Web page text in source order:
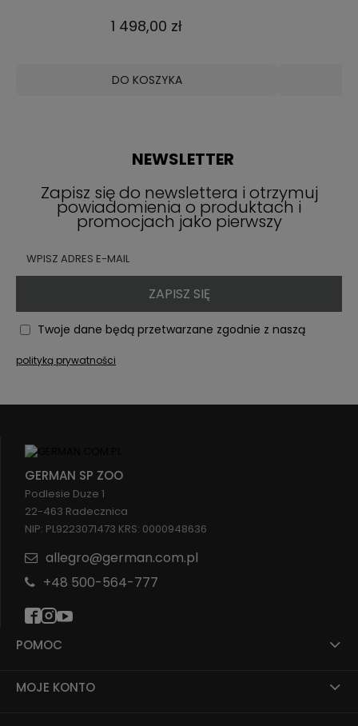
4 699,00 zł
DO KOSZYKA
NEWSLETTER
Zapisz się do newslettera i otrzymuj
powiadomienia o produktach i
promocjach jako pierwszy
ZAPISZ SIĘ
Twoje dane będą przetwarzane zgodnie z naszą
polityką prywatności
POMOC
MOJE KONTO
GERMAN SP ZOO
Podlesie Duze 1
22-463 Radecznica
NIP: PL9223071473 KRS: 0000948636
allegro@german.com.pl
+48 500-564-777